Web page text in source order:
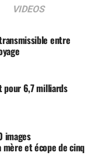
VIDEOS
entre
pour 6,7 milliards
images
mère et écope de cinq